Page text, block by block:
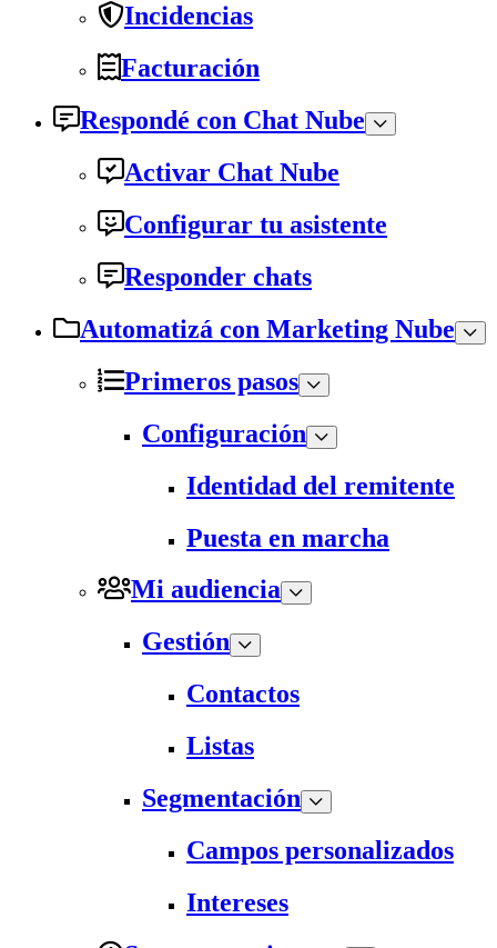
Incidencias
Facturación
Respondé con Chat Nube
Activar Chat Nube
Configurar tu asistente
Responder chats
Automatizá con Marketing Nube
Primeros pasos
Configuración
Identidad del remitente
Puesta en marcha
Mi audiencia
Gestión
Contactos
Listas
Segmentación
Campos personalizados
Intereses